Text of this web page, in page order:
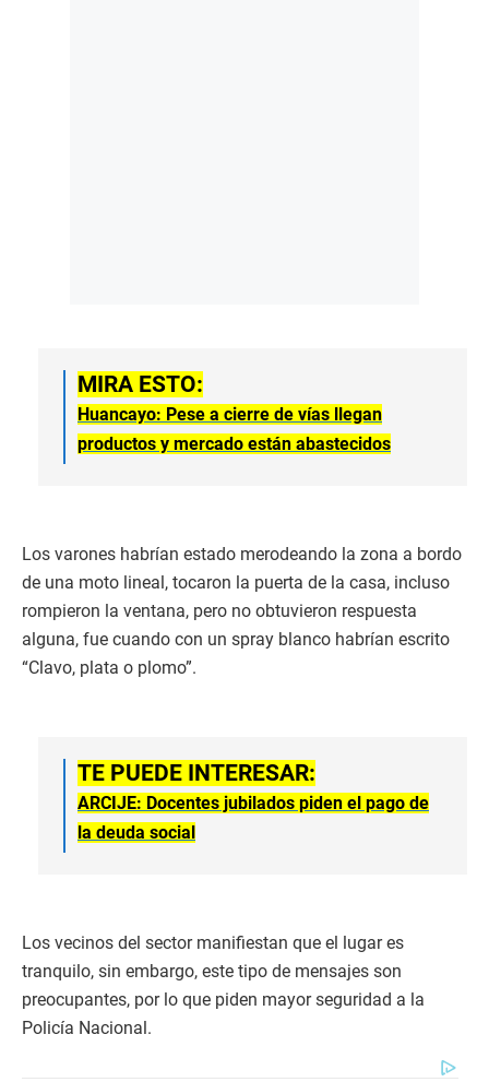
MIRA ESTO:
Huancayo: Pese a cierre de vías llegan
productos y mercado están abastecidos
Los varones habrían estado merodeando la zona a bordo
de una moto lineal, tocaron la puerta de la casa, incluso
rompieron la ventana, pero no obtuvieron respuesta
alguna, fue cuando con un spray blanco habrían escrito
“Clavo, plata o plomo”.
TE PUEDE INTERESAR:
ARCIJE: Docentes jubilados piden el pago de
la deuda social
Los vecinos del sector manifiestan que el lugar es
tranquilo, sin embargo, este tipo de mensajes son
preocupantes, por lo que piden mayor seguridad a la
Policía Nacional.